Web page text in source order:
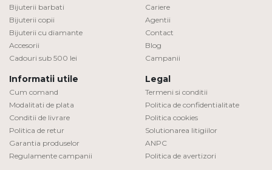
Bijuterii barbati
Bijuterii copii
Bijuterii cu diamante
Accesorii
Cadouri sub 500 lei
Cariere
Agentii
Contact
Blog
Campanii
Informatii utile
Cum comand
Modalitati de plata
Conditii de livrare
Politica de retur
Garantia produselor
Regulamente campanii
Legal
Termeni si conditii
Politica de confidentialitate
Politica cookies
Solutionarea litigiilor
ANPC
Politica de avertizori